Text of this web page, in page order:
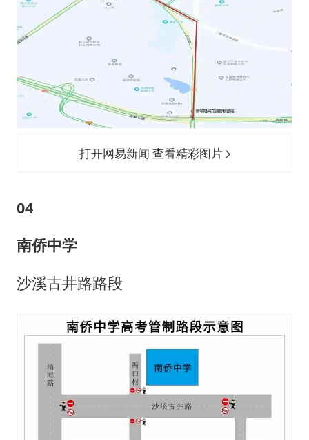
打开网易新闻 查看精彩图片
04
南侨中学
沙溪古井路路段